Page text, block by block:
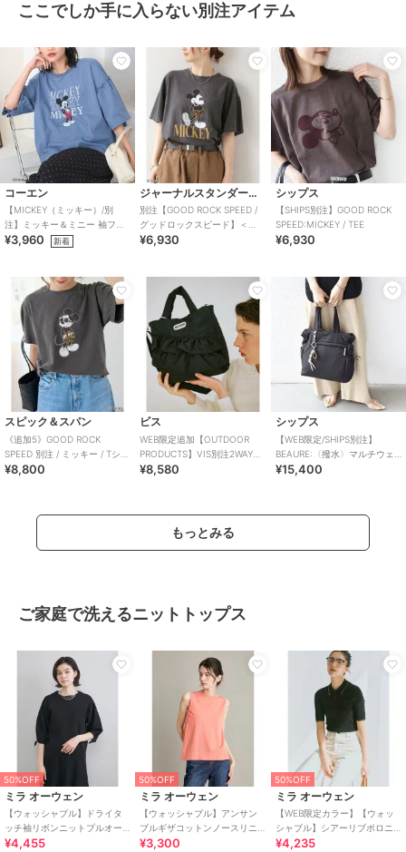
ここでしか手に入らない別注アイテム
コーエン
【MICKEY（ミッキー）/別
注】ミッキー＆ミニー 袖フリ
ル半袖Tシャツ
¥3,960 新着
ジャーナルスタンダード レリューム
別注【GOOD ROCK SPEED /
グッドロックスピード】＜
MICKEY MOUSE＞Tシャツ
¥6,930
シップス
【SHIPS別注】GOOD ROCK
SPEED:MICKEY / TEE
¥6,930
スピック＆スパン
《追加5》GOOD ROCK
SPEED 別注 / ミッキー / Tシャ
ツ
¥8,800
ビス
WEB限定追加【OUTDOOR
PRODUCTS】VIS別注2WAYフ
リルトートバッグ
¥8,580
シップス
【WEB限定/SHIPS別注】
BEAURE:〈撥水〉マルチウェ
イ チャーム 付き バッグ
¥15,400
もっとみる
ご家庭で洗えるニットトップス
50%OFF
ミラ オーウェン
【ウォッシャブル】ドライタ
ッチ袖リボンニットプルオー
バー
¥4,455
50%OFF
ミラ オーウェン
【ウォッシャブル】アンサン
ブルギザコットンノースリニ
ット
¥3,300
50%OFF
ミラ オーウェン
【WEB限定カラー】【ウォッ
シャブル】シアーリブポロニ
ット
¥4,235